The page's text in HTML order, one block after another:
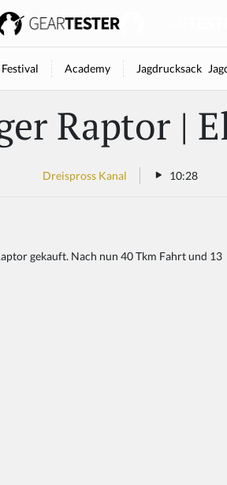
Festival Academy Jagdrucksack
Raptor |
Dreispross Kanal 10:28
gekauft. Nach nun 40 Tkm Fahrt und 13